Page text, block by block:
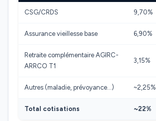
CSG/CRDS 9,70%
Assurance vieillesse base 6,90%
Retraite complémentaire AGIRC-
ARRCO T1
3,15%
Autres (maladie, prévoyance…) ~2,25%
Total cotisations ~22%